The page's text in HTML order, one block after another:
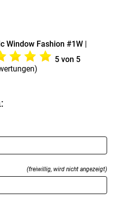
Window Fashion #1W |
5von 5
(freiwillig, wird nicht angezeigt)